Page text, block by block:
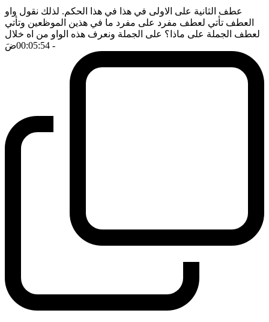
عطف الثانية على الاولى في هذا في هذا الحكم. لذلك نقول واو
العطف تأتي لعطف مفرد على مفرد ما في هذين الموظعين وتأتي
لعطف الجملة على ماذا؟ على الجملة ونعرف هذه الواو من اه خلال
- 00:05:54
ضَ